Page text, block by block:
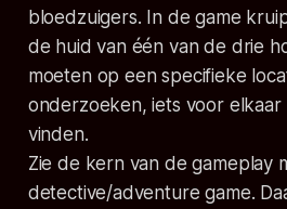
bloedzuigers. In de game
de huid van één van de drie
moeten op een specifieke
onderzoeken, iets voor elkaar
vinden.
Zie de kern van de gameplay
detective/adventure game.